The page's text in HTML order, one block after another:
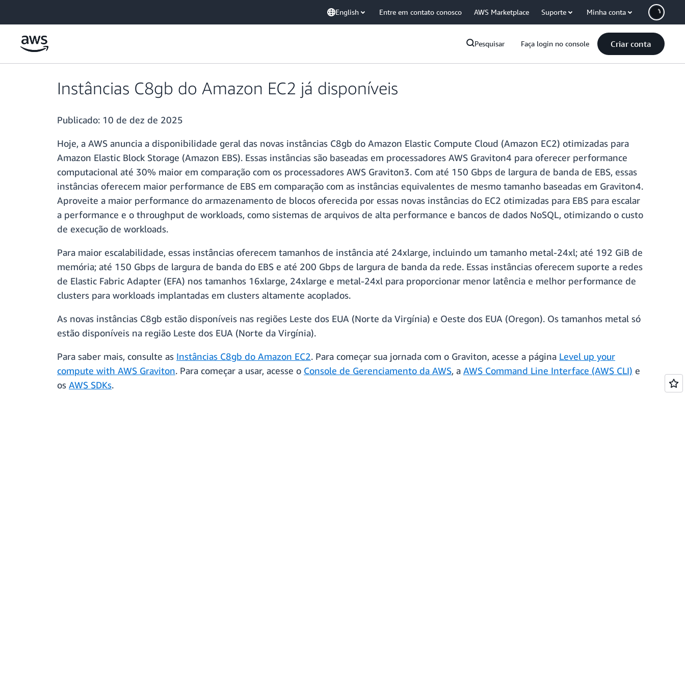
English Entre em contato conosco AWS Marketplace Suporte Minha conta
Pesquisar Faça login no console Criar conta
Instâncias C8gb do Amazon EC2 já disponíveis
Publicado: 10 de dez de 2025
Hoje, a AWS anuncia a disponibilidade geral das novas instâncias C8gb do Amazon Elastic Compute Cloud (Amazon EC2) otimizadas para
Amazon Elastic Block Storage (Amazon EBS). Essas instâncias são baseadas em processadores AWS Graviton4 para oferecer performance
computacional até 30% maior em comparação com os processadores AWS Graviton3. Com até 150 Gbps de largura de banda de EBS, essas
instâncias oferecem maior performance de EBS em comparação com as instâncias equivalentes de mesmo tamanho baseadas em Graviton4.
Aproveite a maior performance do armazenamento de blocos oferecida por essas novas instâncias do EC2 otimizadas para EBS para escalar
a performance e o throughput de workloads, como sistemas de arquivos de alta performance e bancos de dados NoSQL, otimizando o custo
de execução de workloads.
Para maior escalabilidade, essas instâncias oferecem tamanhos de instância até 24xlarge, incluindo um tamanho metal-24xl; até 192 GiB de
memória; até 150 Gbps de largura de banda do EBS e até 200 Gbps de largura de banda da rede. Essas instâncias oferecem suporte a redes
de Elastic Fabric Adapter (EFA) nos tamanhos 16xlarge, 24xlarge e metal-24xl para proporcionar menor latência e melhor performance de
clusters para workloads implantadas em clusters altamente acoplados.
As novas instâncias C8gb estão disponíveis nas regiões Leste dos EUA (Norte da Virgínia) e Oeste dos EUA (Oregon). Os tamanhos metal só
estão disponíveis na região Leste dos EUA (Norte da Virgínia).
Para saber mais, consulte as Instâncias C8gb do Amazon EC2. Para começar sua jornada com o Graviton, acesse a página Level up your
compute with AWS Graviton. Para começar a usar, acesse o Console de Gerenciamento da AWS, a AWS Command Line Interface (AWS CLI) e
os AWS SDKs.